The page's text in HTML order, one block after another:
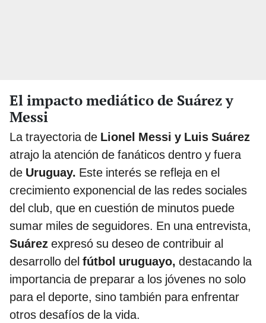
El impacto mediático de Suárez y
Messi
La trayectoria de Lionel Messi y Luis Suárez
atrajo la atención de fanáticos dentro y fuera
de Uruguay. Este interés se refleja en el
crecimiento exponencial de las redes sociales
del club, que en cuestión de minutos puede
sumar miles de seguidores. En una entrevista,
Suárez expresó su deseo de contribuir al
desarrollo del fútbol uruguayo, destacando la
importancia de preparar a los jóvenes no solo
para el deporte, sino también para enfrentar
otros desafíos de la vida.